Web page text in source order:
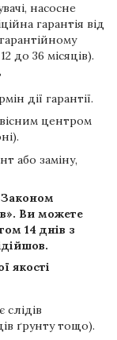
насосне
гарантія від
до 36 місяців).
дії гарантії.
центром
або заміну,
Законом
Ви можете
14 днів з
якості
слідів
ґрунту тощо).